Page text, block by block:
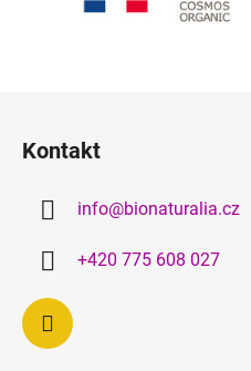
Kontakt
info@bionaturalia.cz
+420 775 608 027